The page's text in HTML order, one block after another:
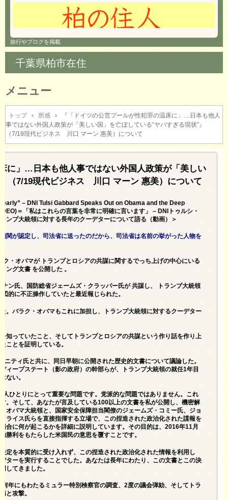
旅行やブログを掲載
千葉県柏市在住
メニュー
コ
ン
テ
ン
ス
プ
トップ › 所感 ›
『「ドイツの公営プールが性犯罪の温床に」…日本も他人
事ではない外国人政策が「美しい国」を亡ぼしている“ヤバすぎる現状”』
（7/19現代ビジネス 川口 マーン 惠美）について
に」…日本も他人事ではない外国人政策が「美しい
（7/19現代ビジネス 川口 マーン 惠美）について
– DNI Tulsi Gabbard Speaks Out on Obama and the Deep
＝「私はこれらの言葉を非常に明確に言います」 – DNIトゥルシ・
ンプ大統領に対する長年のクーデターについて語る（動画）＞
関が認定し、司法省に送ったのだから、司法省は名前の挙がった人物を
・オバマが トランプとロシアの共謀に関するでっち上げの中心にいる
ング文書 を公開した 。
ン氏、国防総省ジェームズ・クラッパー氏が共謀し、
トランプ大統領
的に不正操作していたと最近報じられた。
。バラク・オバマもこれに加担し、トランプ大統領に対するクーデター
知っていたこと、そしてトランプとロシアの共謀という作り話を作り上
ことを証明している。
ティ氏と共に、同日早朝に公開された歴史的文書について議論した。
ィープステート（影の政府）の幹部らが、トランプ大統領の就任1年目
ない。
ひとりにとって重要な問題です。党派的な問題ではありません。これ
。そして、あなたが言及している100以上の文書を私が公開し、機密解
オバマ大統領と、国家安全保障担当閣僚のジェームズ・コミー氏、ジョ
ライス氏らを直接指揮する立場で、この捏造された政治化された諜報を
合に何が起こるかを詳細に説明しています。その目的は、2016年11月
勝利をもたらした米国民の意思を覆すことです。
定を本質的に受け入れず、この捏造された政治化された情報を利用し
ターを実行することでした。あなたは長年にわたり、この文書とこの決
してきました。
年にもわたるミュラー特別検察官の調査、2度の議会弾劾、そしてトラ
と攻撃。